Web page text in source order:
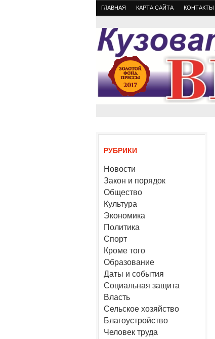
ГЛАВНАЯ КАРТА САЙТА КОНТАКТЫ
РУБРИКИ
Новости
Закон и порядок
Общество
Культура
Экономика
Политика
Спорт
Кроме того
Образование
Даты и события
Социальная защита
Власть
Сельское хозяйство
Благоустройство
Человек труда